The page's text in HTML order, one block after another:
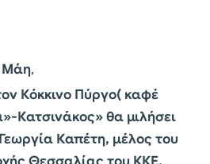
Μάη,
Κόκκινο Πύργο( καφέ
Κατσινάκος» θα μιλήσει
Καπέτη, μέλος του